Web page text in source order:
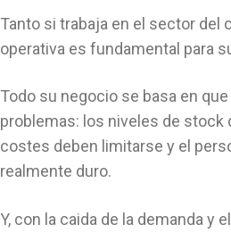
Tanto si trabaja en el sector del
operativa es fundamental para
Todo su negocio se basa en
problemas: los niveles de
costes deben limitarse y el
realmente duro.
Y, con la caida de la demanda